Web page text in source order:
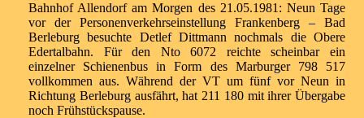
Bahnhof Allendorf am Morgen des 21.05.1981: Neun Tage
vor der Personenverkehrseinstellung Frankenberg – Bad
Berleburg besuchte Detlef Dittmann nochmals die Obere
Edertalbahn. Für den Nto 6072 reichte scheinbar ein
einzelner Schienenbus in Form des Marburger 798 517
vollkommen aus. Während der VT um fünf vor Neun in
Richtung Berleburg ausfährt, hat 211 180 mit ihrer Übergabe
noch Frühstückspause.